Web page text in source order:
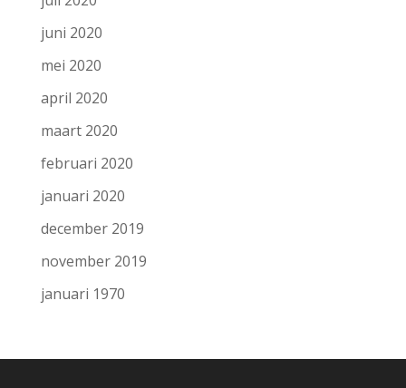
juni 2020
mei 2020
april 2020
maart 2020
februari 2020
januari 2020
december 2019
november 2019
januari 1970